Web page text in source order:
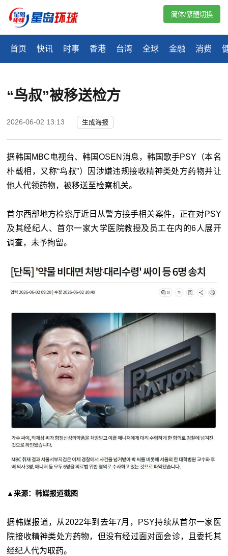
首页 快讯 时事 香港 台湾 全球 金融 消费
简体/繁體切換
“鸟叔”被移送检方
2026-06-02 13:13 生成海报
据韩国MBC电视台、韩国OSEN消息，韩国歌手PSY（本名
朴载相，又称“鸟叔”）因涉嫌违规接收精神类处方药物并让
他人代领药物，被移送至检察机关。
首尔西部地方检察厅近日从警方接手相关案件，正在对PSY
及其经纪人、首尔一家大学医院教授及员工在内的6人展开
调查，未予拘留。
▲来源：韩媒报道截图
据韩媒报道，从2022年到去年7月，PSY持续从首尔一家医
院接收精神类处方药物，但没有经过面对面会诊，且委托其
经纪人代为取药。